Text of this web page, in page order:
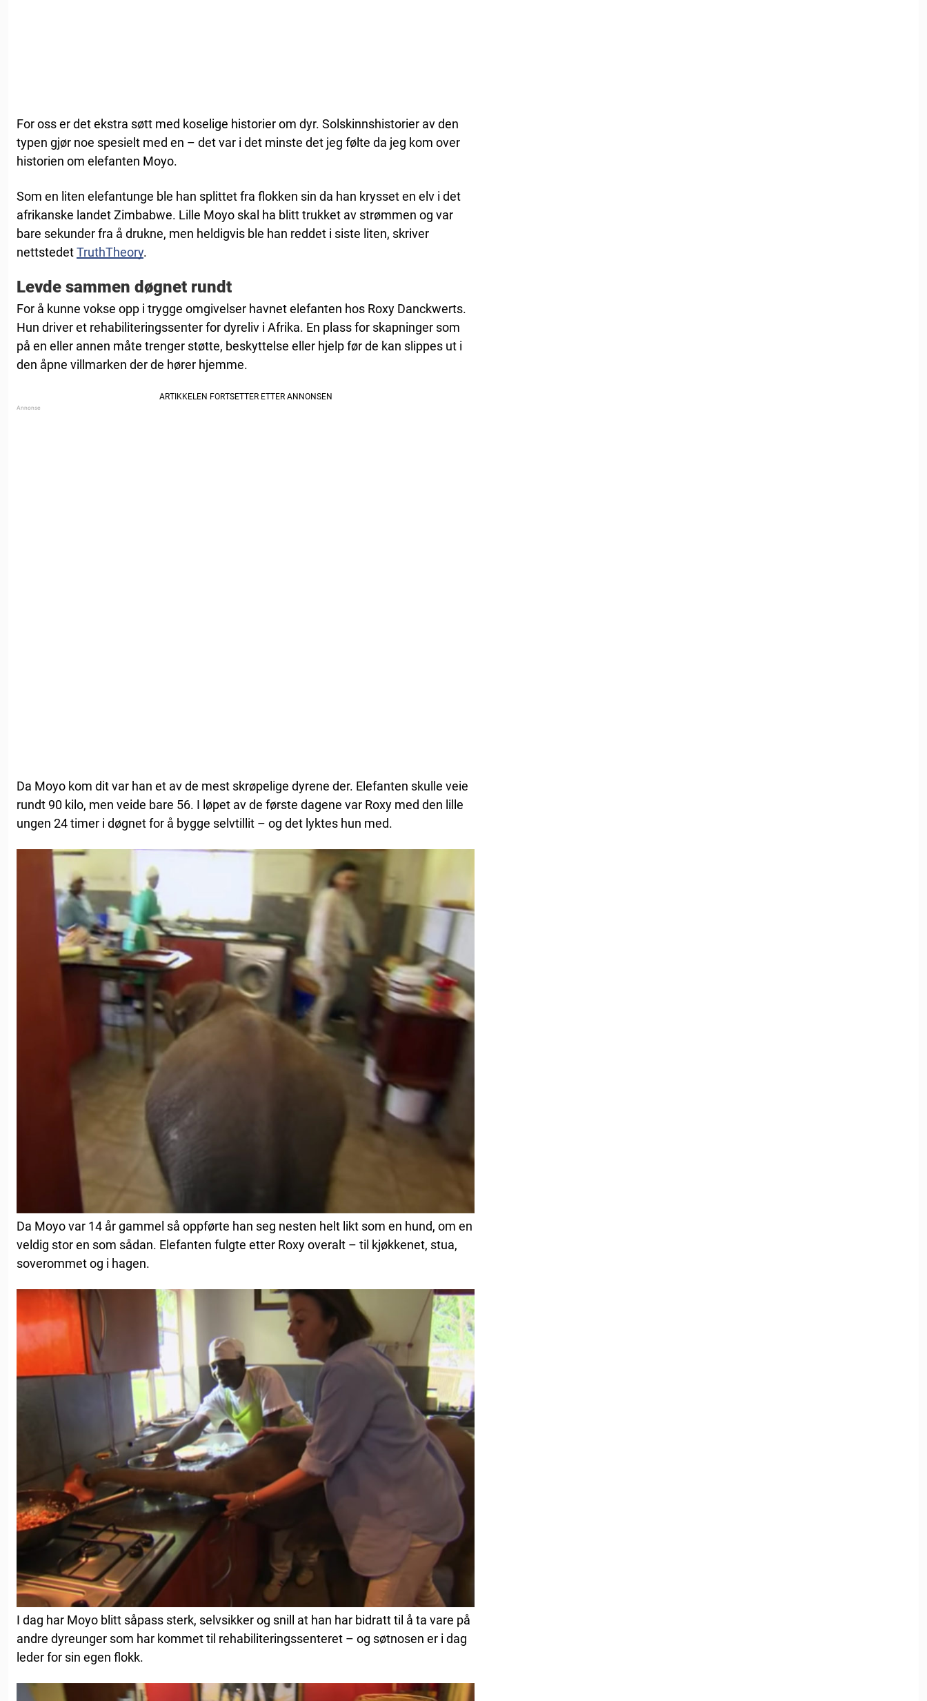
For oss er det ekstra søtt med koselige historier om dyr. Solskinnshistorier av den
typen gjør noe spesielt med en – det var i det minste det jeg følte da jeg kom over
historien om elefanten Moyo.
Som en liten elefantunge ble han splittet fra flokken sin da han krysset en elv i det
afrikanske landet Zimbabwe. Lille Moyo skal ha blitt trukket av strømmen og var
bare sekunder fra å drukne, men heldigvis ble han reddet i siste liten, skriver
nettstedetTruthTheory.
Levde sammen døgnet rundt
For å kunne vokse opp i trygge omgivelser havnet elefanten hos Roxy Danckwerts.
Hun driver et rehabiliteringssenter for dyreliv i Afrika. En plass for skapninger som
på en eller annen måte trenger støtte, beskyttelse eller hjelp før de kan slippes ut i
den åpne villmarken der de hører hjemme.
Da Moyo kom dit var han et av de mest skrøpelige dyrene der. Elefanten skulle veie
rundt 90 kilo, men veide bare 56. I løpet av de første dagene var Roxy med den lille
ungen 24 timer i døgnet for å bygge selvtillit – og det lyktes hun med.
Da Moyo var 14 år gammel så oppførte han seg nesten helt likt som en hund, om en
veldig stor en som sådan. Elefanten fulgte etter Roxy overalt – til kjøkkenet, stua,
soverommet og i hagen.
I dag har Moyo blitt såpass sterk, selvsikker og snill at han har bidratt til å ta vare på
andre dyreunger som har kommet til rehabiliteringssenteret – og søtnosen er i dag
leder for sin egen flokk.